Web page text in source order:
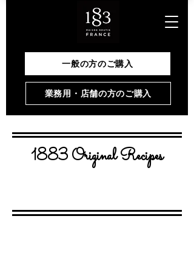
一般の方のご購入
業務用・店舗の方のご購入
1883 Original Recipes